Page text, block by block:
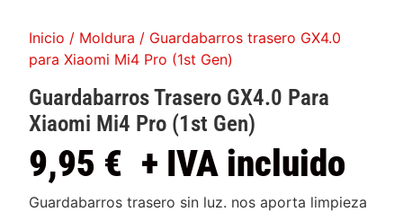
Inicio / Moldura / Guardabarros trasero GX4.0
para Xiaomi Mi4 Pro (1st Gen)
Guardabarros Trasero GX4.0 Para
Xiaomi Mi4 Pro (1st Gen)
9,95 € + IVA incluido
Guardabarros trasero sin luz. nos aporta limpieza